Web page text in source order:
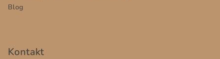
Blog
Kontakt